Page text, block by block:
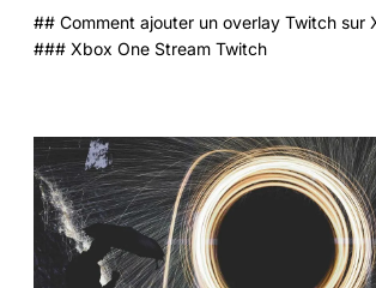
## Comment ajouter un overlay Twitch sur
### Xbox One Stream Twitch